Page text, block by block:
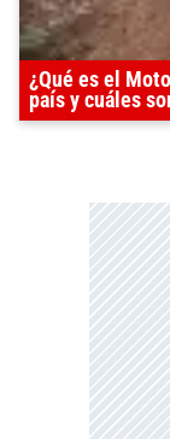
¿Qué es el
país y cuáles